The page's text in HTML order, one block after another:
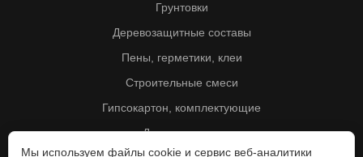
Грунтовки
Деревозащитные составы
Пены, герметики, клеи
Строительные смеси
Гипсокартон, комплектующие
Другие товары
Мы используем файлы cookie и сервис веб-аналитики